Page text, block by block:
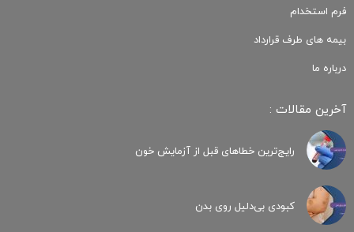
فرم استخدام
بیمه های طرف قرارداد
درباره ما
آخرین مقالات :
رایج‌ترین خطاهای قبل از آزمایش خون
کبودی‌ بی‌دلیل روی بدن